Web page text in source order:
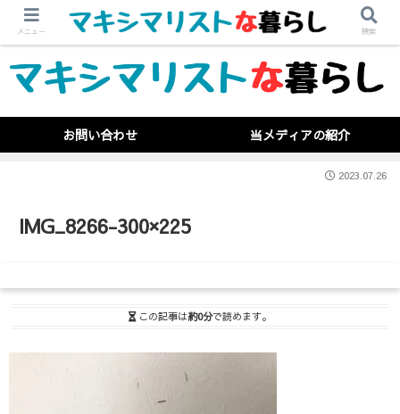
お問い合わせ 当メディアの紹介
IMG_8266-300×225
2023.07.26
この記事は約0分で読めます。
メニュー 検索